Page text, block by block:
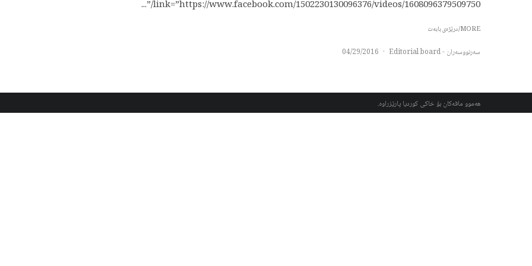
link=”https://www.facebook.com/1502230130096376/videos/1608096379509750/”...
MORE/درێژەی بابەت
سەرنووسەران - Editorial board ·
04/29/2016
هەموو مافەکان بۆ خاکی کوردیا پارێزراوە.